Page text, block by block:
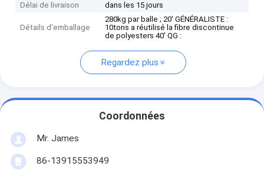
Délai de livraison dans les 15 jours
Détails d'emballage
280kg par balle ; 20' GÉNÉRALISTE :
10tons a réutilisé la fibre discontinue
de polyesters 40' QG :
Regardez plus
Coordonnées
Mr. James
86-13915553949